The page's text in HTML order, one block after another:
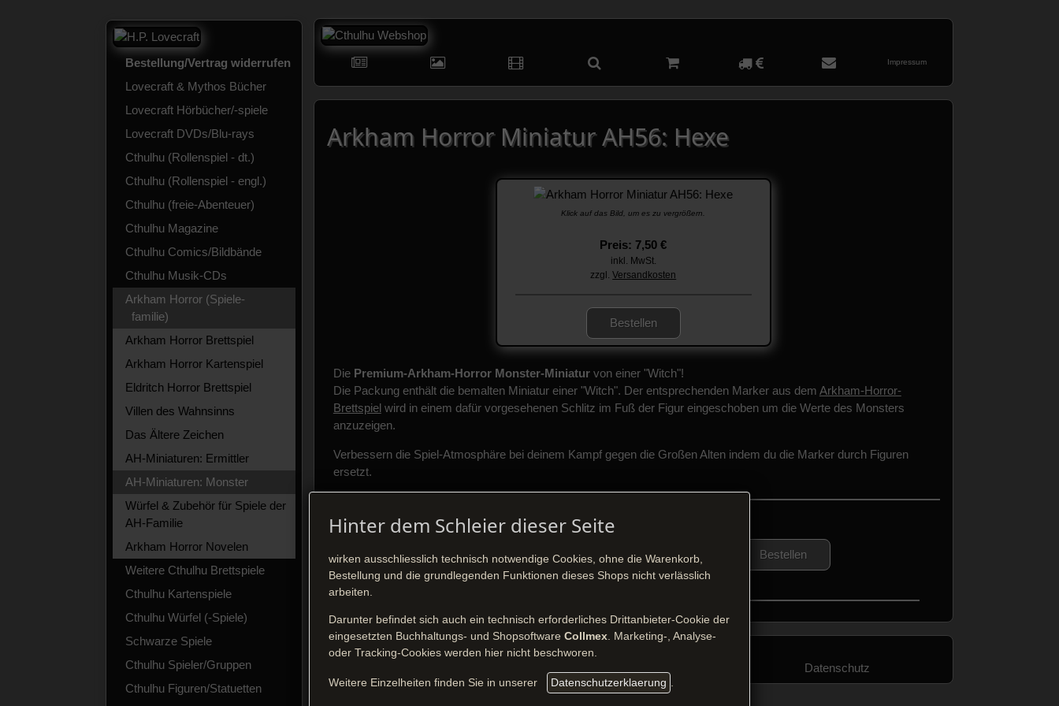
Bestellung/Vertrag widerrufen
Lovecraft & Mythos Bücher
Lovecraft Hörbücher/-spiele
Lovecraft DVDs/Blu-rays
Cthulhu (Rollenspiel - dt.)
Cthulhu (Rollenspiel - engl.)
Cthulhu (freie-Abenteuer)
Cthulhu Magazine
Cthulhu Comics/Bildbände
Cthulhu Musik-CDs
Arkham Horror (Spiele-
familie)
Arkham Horror Brettspiel
Arkham Horror Kartenspiel
Eldritch Horror Brettspiel
Villen des Wahnsinns
Das Ältere Zeichen
AH-Miniaturen: Ermittler
AH-Miniaturen: Monster
Würfel & Zubehör für Spiele der
AH-Familie
Arkham Horror Novelen
Weitere Cthulhu Brettspiele
Cthulhu Kartenspiele
Cthulhu Würfel (-Spiele)
Schwarze Spiele
Cthulhu Spieler/Gruppen
Cthulhu Figuren/Statuetten
Impressum
Arkham Horror Miniatur AH56: Hexe
Klick auf das Bild, um es zu vergrößern.
Preis: 7,50 €
inkl. MwSt.
zzgl.Versandkosten
Bestellen
Die Premium-Arkham-Horror Monster-Miniaturvon einer "Witch"!
Die Packung enthält die bemalten Miniatur einer "Witch". Der entsprechenden Marker aus dem Arkham-Horror-
Brettspielwird in einem dafür vorgesehenen Schlitz im Fuß der Figur eingeschoben um die Werte des Monsters
anzuzeigen.
Verbessern die Spiel-Atmosphäre bei deinem Kampf gegen die Großen Alten indem du die Marker durch Figuren
ersetzt.
Preis: 7,50 €
inkl. MwSt.
zzgl.Versandkosten
Bestellen
Cthulhu - Die Welt von H.P. Lovecraft
Datenschutz
Hinter dem Schleier dieser Seite
wirken ausschliesslich technisch notwendige Cookies, ohne die Warenkorb,
Bestellung und die grundlegenden Funktionen dieses Shops nicht verlässlich
arbeiten.
Darunter befindet sich auch ein technisch erforderliches Drittanbieter-Cookie der
eingesetzten Buchhaltungs- und Shopsoftware Collmex . Marketing-, Analyse-
oder Tracking-Cookies werden hier nicht beschworen.
Weitere Einzelheiten finden Sie in unserer Datenschutzerklaerung